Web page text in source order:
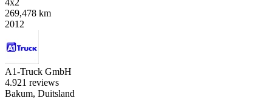
4x2
269,478 km
2012
A1-Truck GmbH
4.921 reviews
Bakum, Duitsland